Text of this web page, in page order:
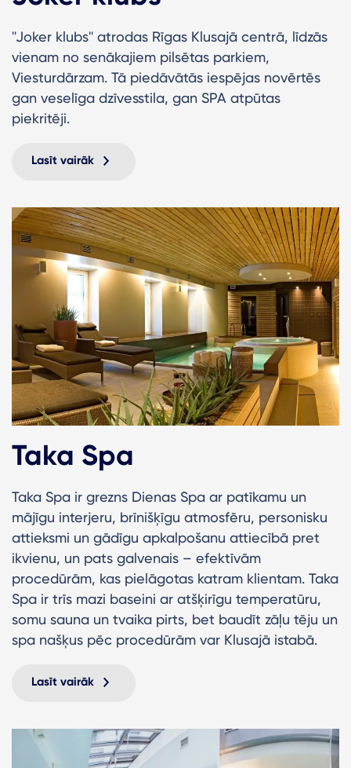
''Joker klubs'' atrodas Rīgas Klusajā centrā, līdzās
vienam no senākajiem pilsētas parkiem,
Viesturdārzam. Tā piedāvātās iespējas novērtēs
gan veselīga dzīvesstila, gan SPA atpūtas
piekritēji.
Lasīt vairāk
Taka Spa
Taka Spa ir grezns Dienas Spa ar patīkamu un
mājīgu interjeru, brīnišķīgu atmosfēru, personisku
attieksmi un gādīgu apkalpošanu attiecībā pret
ikvienu, un pats galvenais – efektīvām
procedūrām, kas pielāgotas katram klientam. Taka
Spa ir trīs mazi baseini ar atšķirīgu temperatūru,
somu sauna un tvaika pirts, bet baudīt zāļu tēju un
spa našķus pēc procedūrām var Klusajā istabā.
Lasīt vairāk